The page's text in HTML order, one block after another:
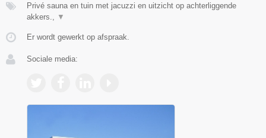
Privé sauna en tuin met jacuzzi en uitzicht op achterliggende
akkers.,
▼
Er wordt gewerkt op afspraak.
Sociale media: